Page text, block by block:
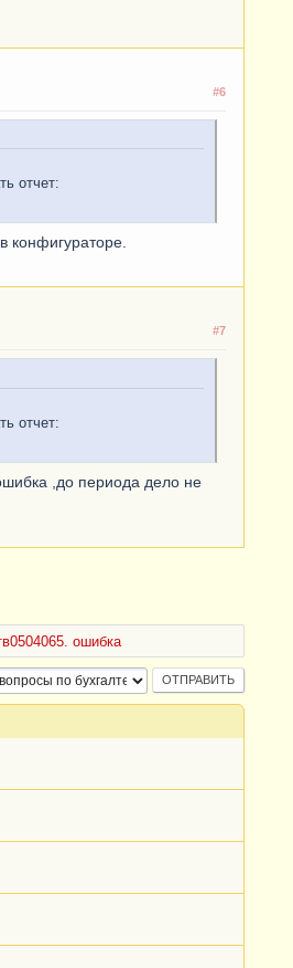
#6
отчет:
конфигураторе.
#7
отчет:
,до периода дело не
ошибка